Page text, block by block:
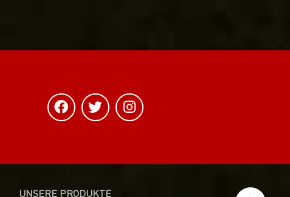
UNSERE PRODUKTE